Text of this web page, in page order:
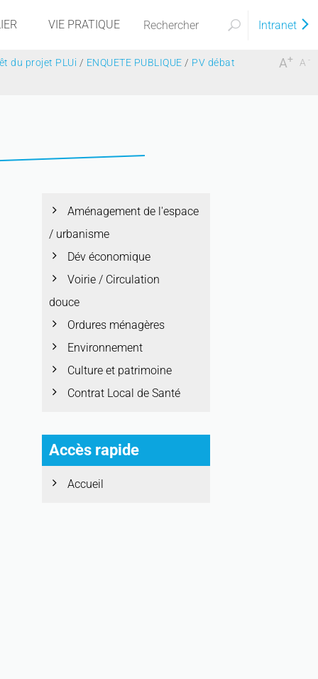
VIE PRATIQUE Intranet
-
A
+
A
du projet PLUi / ENQUETE PUBLIQUE / PV débat
Aménagement de l'espace
/ urbanisme
Dév économique
Voirie / Circulation
douce
Ordures ménagères
Environnement
Culture et patrimoine
Contrat Local de Santé
Accès rapide
Accueil